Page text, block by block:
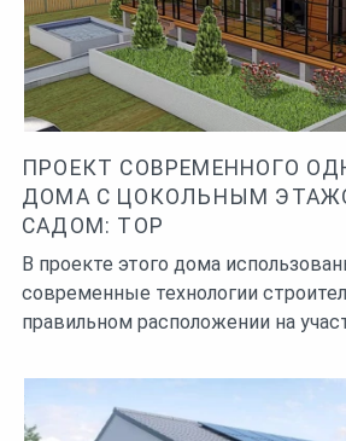
ПРОЕКТ СОВРЕМЕННОГО
ДОМА С ЦОКОЛЬНЫМ
САДОМ: ТОР
В проекте этого дома
современные технологии
правильном расположении на